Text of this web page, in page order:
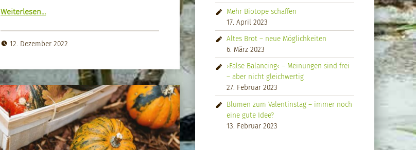
Weit­er­lesen…
12. Dezember 2022
Mehr Biotope schaffen
17. April 2023
Altes Brot – neue Möglichkeiten
6. März 2023
›False Balancing‹ – Meinungen sind frei
– aber nicht gleichwertig
27. Februar 2023
Blumen zum Valentinstag – immer noch
eine gute Idee?
13. Februar 2023